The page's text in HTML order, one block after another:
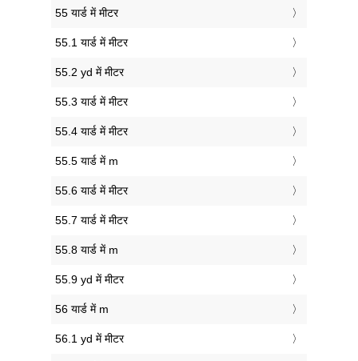
55 यार्ड में मीटर
55.1 यार्ड में मीटर
55.2 yd में मीटर
55.3 यार्ड में मीटर
55.4 यार्ड में मीटर
55.5 यार्ड में m
55.6 यार्ड में मीटर
55.7 यार्ड में मीटर
55.8 यार्ड में m
55.9 yd में मीटर
56 यार्ड में m
56.1 yd में मीटर